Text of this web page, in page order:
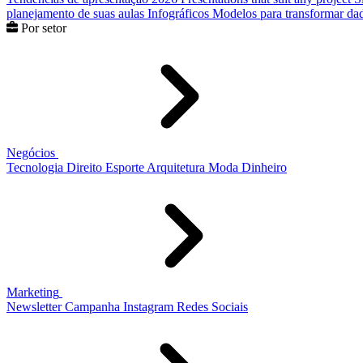
planejamento de suas aulas Infográficos Modelos para transformar
Por setor
Negócios
Tecnologia Direito Esporte Arquitetura Moda Dinheiro
Marketing
Newsletter Campanha Instagram Redes Sociais